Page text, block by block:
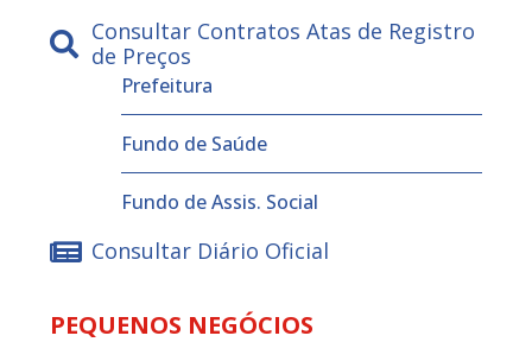
Consultar Contratos Atas de Registro
de Preços
Prefeitura
Fundo de Saúde
Fundo de Assis. Social
Consultar Diário Oficial
PEQUENOS NEGÓCIOS